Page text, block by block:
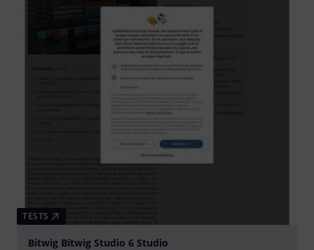
TESTS
Bitwig Bitwig Studio 6 Studio